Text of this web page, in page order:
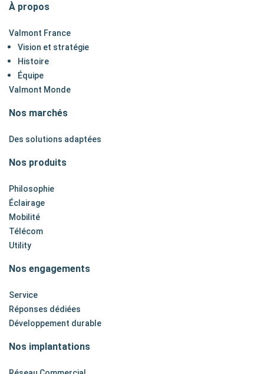
À propos
Valmont France
Vision et stratégie
Histoire
Équipe
Valmont Monde
Nos marchés
Des solutions adaptées
Nos produits
Philosophie
Éclairage
Mobilité
Télécom
Utility
Nos engagements
Service
Réponses dédiées
Développement durable
Nos implantations